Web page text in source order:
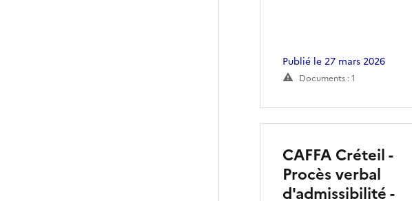
Publié le 27 mars 2026
Documents : 1
CAFFA Créteil -
Procès verbal
d'admissibilité -